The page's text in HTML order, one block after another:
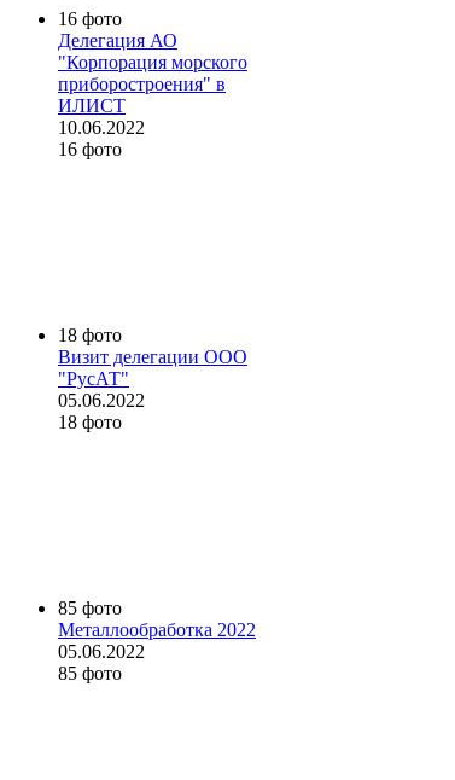
16 фото
Делегация АО
"Корпорация морского
приборостроения" в
ИЛИСТ
10.06.2022
16 фото
18 фото
Визит делегации ООО
"РусАТ"
05.06.2022
18 фото
85 фото
Металлообработка 2022
05.06.2022
85 фото